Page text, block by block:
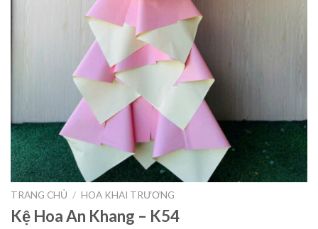
TRANG CHỦ / HOA KHAI TRƯƠNG
Kệ Hoa An Khang – K54